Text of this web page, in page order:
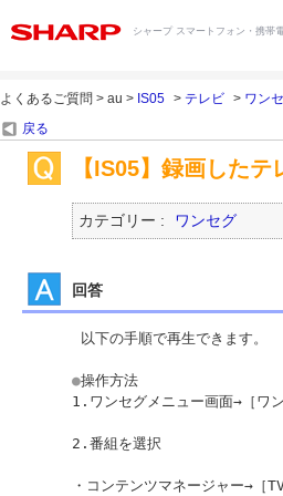
シャープ スマートフォン・携帯
よくあるご質問 > au > IS05 > テレビ > ワン
戻る
【IS05】録画した
カテゴリー : ワンセグ
回答
以下の手順で再生できます。
●操作方法
1.ワンセグメニュー画面→［ワン
2.番組を選択
・コンテンツマネージャー→［